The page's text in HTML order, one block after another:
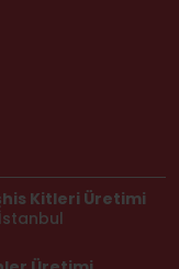
Kitleri Üretimi